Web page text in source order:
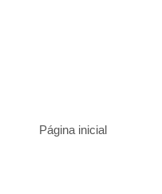
Página inicial